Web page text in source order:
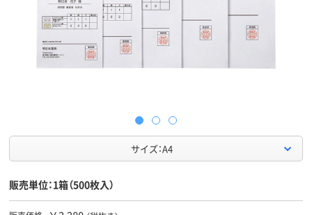
サイズ：A4
販売単位：1箱（500枚入）